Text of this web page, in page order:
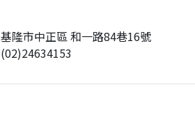
基隆市中正區 和一路84巷16號
(02)24634153